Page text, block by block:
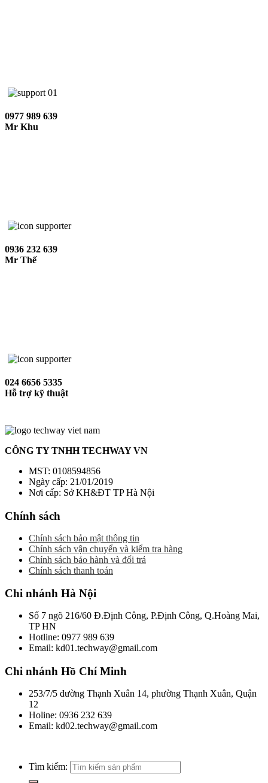
0977 989 639
Mr Khu
0936 232 639
Mr Thế
024 6656 5335
Hỗ trợ kỹ thuật
CÔNG TY TNHH TECHWAY VN
MST: 0108594856
Ngày cấp: 21/01/2019
Nơi cấp: Sở KH&ĐT TP Hà Nội
Chính sách
Chính sách bảo mật thông tin
Chính sách vận chuyển và kiểm tra hàng
Chính sách bảo hành và đổi trả
Chính sách thanh toán
Chi nhánh Hà Nội
Số 7 ngõ 216/60 Đ.Định Công, P.Định Công, Q.Hoàng Mai,
TP HN
Hotline: 0977 989 639
Email: kd01.techway@gmail.com
Chi nhánh Hồ Chí Minh
253/7/5 đường Thạnh Xuân 14, phường Thạnh Xuân, Quận
12
Holine: 0936 232 639
Email: kd02.techway@gmail.com
Tìm kiếm: